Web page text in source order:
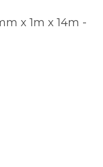
x 1m x 14m -